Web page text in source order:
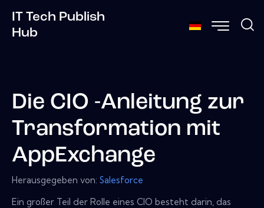
IT Tech Publish
Hub
Die CIO -Anleitung zur
Transformation mit
AppExchange
Herausgegeben von: Salesforce
Ein großer Teil der Rolle eines CIO besteht darin, das